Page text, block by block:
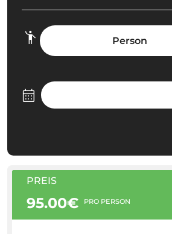
Person
PREIS
95.00€ PRO PERSON